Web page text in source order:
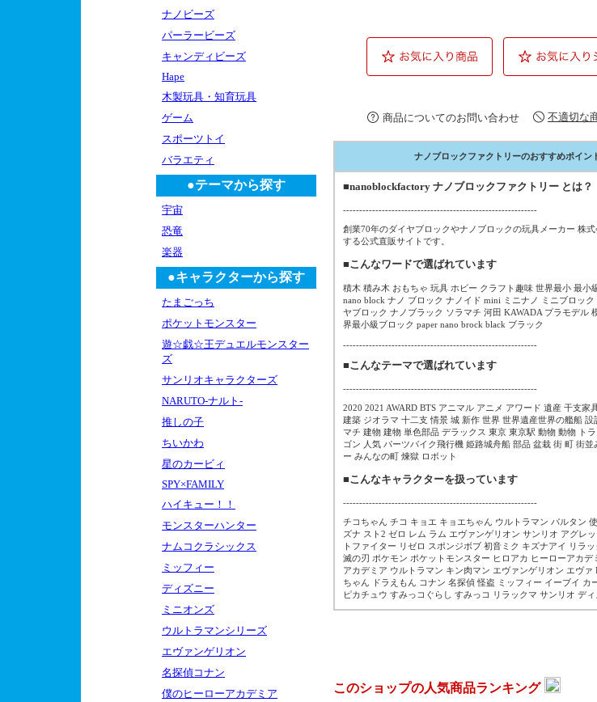
ナノビーズ
パーラービーズ
キャンディビーズ
Hape
木製玩具・知育玩具
ゲーム
スポーツトイ
バラエティ
●テーマから探す
宇宙
恐竜
楽器
●キャラクターから探す
たまごっち
ポケットモンスター
遊☆戯☆王デュエルモンスター
ズ
サンリオキャラクターズ
NARUTO-ナルト-
推しの子
ちいかわ
星のカービィ
SPY×FAMILY
ハイキュー！！
モンスターハンター
ナムコクラシックス
ミッフィー
ディズニー
ミニオンズ
ウルトラマンシリーズ
エヴァンゲリオン
名探偵コナン
僕のヒーローアカデミア
商品についてのお問い合わせ 不適切な
ナノブロックファクトリーのおすすめポイン
■nanoblockfactory ナノブロックファクトリー とは？
------------------------------------------------------------
創業70年のダイヤブロックやナノブロックの玩具メーカー 株
する公式直販サイトです。
■こんなワードで選ばれています
積木 積み木 おもちゃ 玩具 ホビー クラフト趣味 世界最小 最小
nano block ナノ ブロック ナノイド mini ミニナノ ミニブロック
ヤブロック ナノブラック ソラマチ 河田 KAWADA プラモデル
界最小級ブロック paper nano brock black ブラック
------------------------------------------------------------
■こんなテーマで選ばれています
------------------------------------------------------------
2020 2021 AWARD BTS アニマル アニメ アワード 遺産 干支家
建築 ジオラマ 十二支 情景 城 新作 世界 世界遺産世界の艦船 設
マチ 建物 建物 単色部品 デラックス 東京 東京駅 動物 動物 ト
ゴン 人気 パーツバイク飛行機 姫路城舟船 部品 盆栽 街 町 街並
ー みんなの町 煉獄 ロボット
■こんなキャラクターを扱っています
------------------------------------------------------------
チコちゃん チコ キョエ キョエちゃん ウルトラマン バルタン
ズナ スト2 ゼロ レム ラム エヴァンゲリオン サンリオ アグレ
トファイター リゼロ スポンジボブ 初音ミク キズナアイ リラ
滅の刃 ポケモン ポケットモンスター ヒロアカ ヒーローアカデ
アカデミア ウルトラマン キン肉マン エヴァンゲリオン エヴァ
ちゃん ドラえもん コナン 名探偵 怪盗 ミッフィー イーブイ カ
ピカチュウ すみっコぐらし すみっコ リラックマ サンリオ デ
このショップの人気商品ランキング